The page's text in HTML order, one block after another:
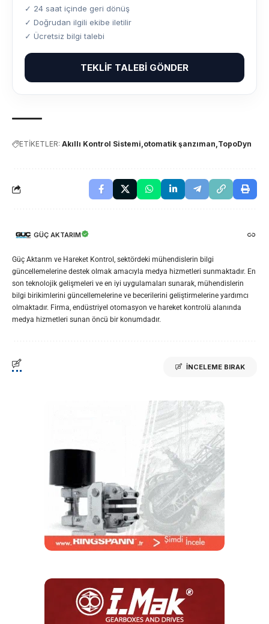
✓ 24 saat içinde geri dönüş
✓ Doğrudan ilgili ekibe iletilir
✓ Ücretsiz bilgi talebi
TEKLIF TALEBI GÖNDER
ETİKETLER: Akıllı Kontrol Sistemi otomatik şanzıman TopoDyn
GÜÇ AKTARIM
Güç Aktarım ve Hareket Kontrol, sektördeki mühendislerin bilgi
güncellemelerine destek olmak amacıyla medya hizmetleri sunmaktadır. En
son teknolojik gelişmeleri ve en iyi uygulamaları sunarak, mühendislerin
bilgi birikimlerini güncellemelerine ve becerilerini geliştirmelerine yardımcı
olmaktadır. Firma, endüstriyel otomasyon ve hareket kontrolü alanında
medya hizmetleri sunan öncü bir konumdadır.
İNCELEME BIRAK